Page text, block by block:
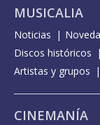
MUSICALIA
Noticias
Discos históricos
Artistas y grupos
CINEMANÍA